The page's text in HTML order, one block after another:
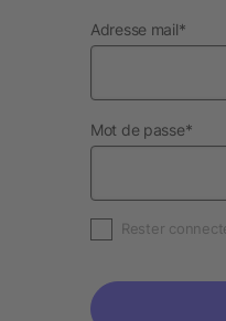
Adresse mail*
Mot de passe*
Rester